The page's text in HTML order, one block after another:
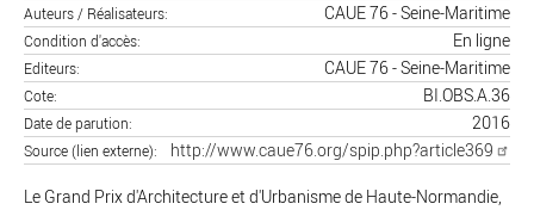
Auteurs / Réalisateurs CAUE 76 - Seine-Maritime
Condition d'accès En ligne
Editeurs CAUE 76 - Seine-Maritime
Cote BI.OBS.A.36
Date de parution 2016
Source (lien externe) http://www.caue76.org/spip.php?article369
Le Grand Prix d'Architecture et d'Urbanisme de Haute-Normandie,